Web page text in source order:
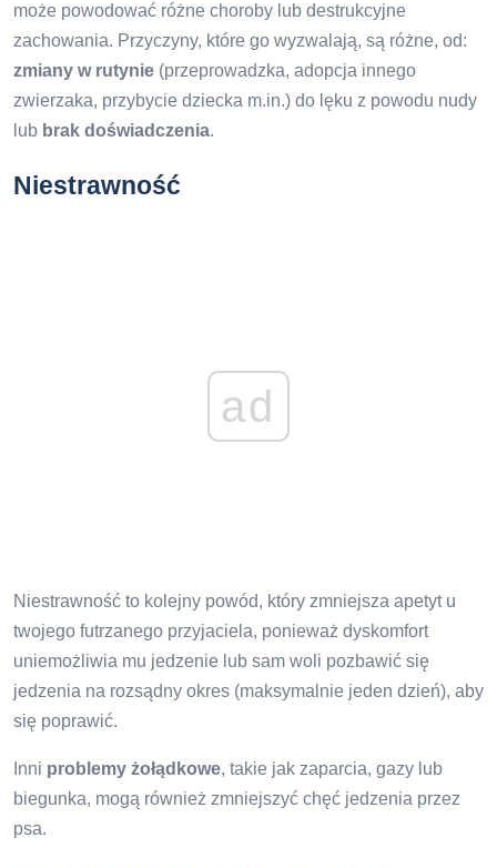
może powodować różne choroby lub destrukcyjne
zachowania. Przyczyny, które go wyzwalają, są różne, od:
zmiany w rutynie (przeprowadzka, adopcja innego
zwierzaka, przybycie dziecka m.in.) do lęku z powodu nudy
lub brak doświadczenia.
Niestrawność
ad
Niestrawność to kolejny powód, który zmniejsza apetyt u
twojego futrzanego przyjaciela, ponieważ dyskomfort
uniemożliwia mu jedzenie lub sam woli pozbawić się
jedzenia na rozsądny okres (maksymalnie jeden dzień), aby
się poprawić.
Inni problemy żołądkowe, takie jak zaparcia, gazy lub
biegunka, mogą również zmniejszyć chęć jedzenia przez
psa.